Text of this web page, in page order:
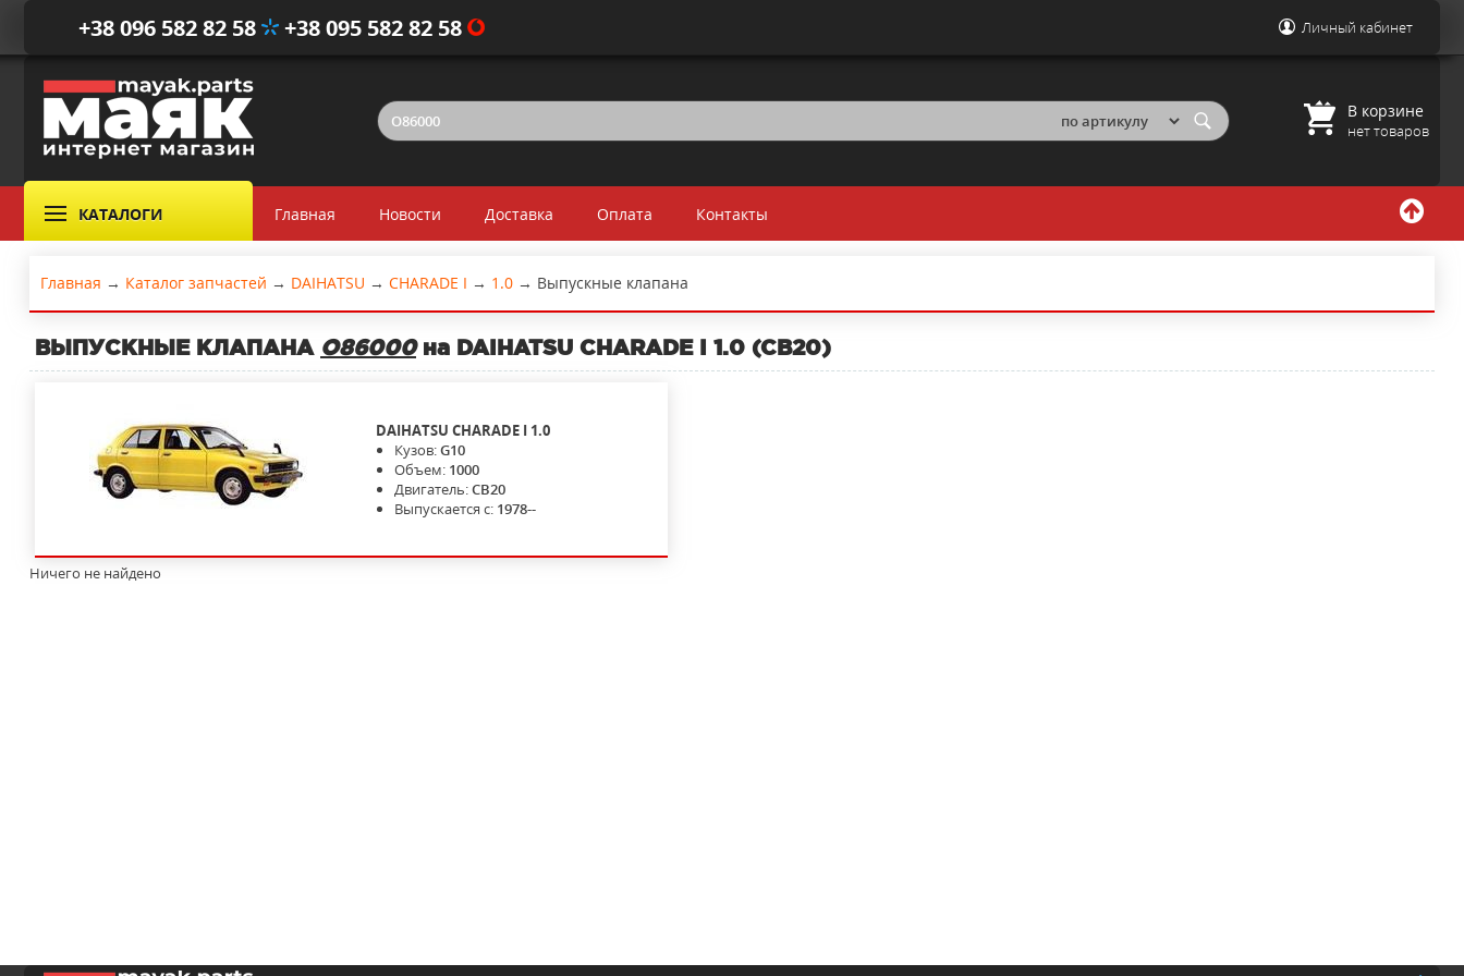
+38 096 582 82 58 +38 095 582 82 58 Личный кабинет
В корзине
нет товаров
КАТАЛОГИ Главная Новости Доставка Оплата Контакты
Главная → Каталог запчастей → DAIHATSU → CHARADE I → 1.0 → Выпускные клапана
ВЫПУСКНЫЕ КЛАПАНА O86000на DAIHATSU CHARADE I 1.0 (CB20)
DAIHATSU CHARADE I 1.0
Кузов:G10
Объем: 1000
Двигатель:CB20
Выпускается с: 1978--
Ничего не найдено